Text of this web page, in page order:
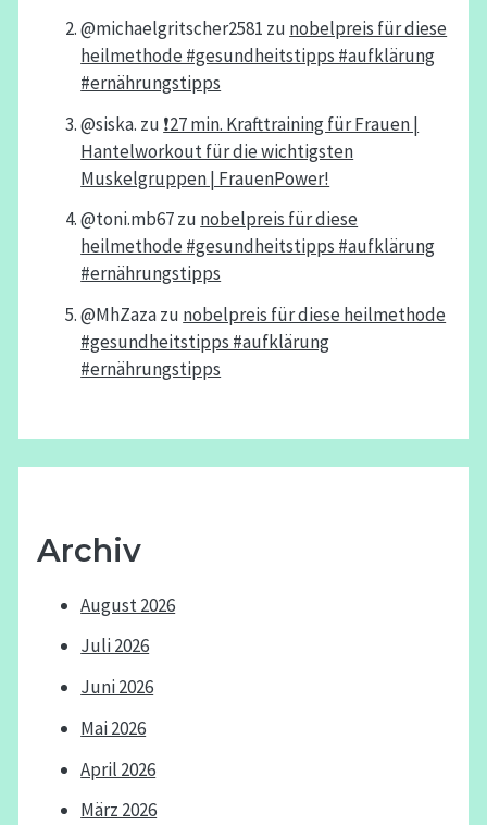
@michaelgritscher2581 zu nobelpreis für diese
heilmethode #gesundheitstipps #aufklärung
#ernährungstipps
@siska. zu ❗️27 min. Krafttraining für Frauen |
Hantelworkout für die wichtigsten
Muskelgruppen | FrauenPower!
@toni.mb67zu nobelpreis für diese
heilmethode #gesundheitstipps #aufklärung
#ernährungstipps
@MhZazazu nobelpreis für diese heilmethode
#gesundheitstipps #aufklärung
#ernährungstipps
Archiv
August 2026
Juli 2026
Juni 2026
Mai 2026
April 2026
März 2026